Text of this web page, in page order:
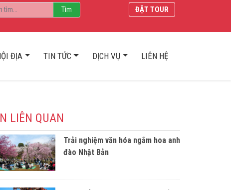
ĐẶT TOUR
ĐỊA TIN TỨC DỊCH VỤ LIÊN HỆ
LIÊN QUAN
Trải nghiệm văn hóa ngắm hoa anh
đào Nhật Bản